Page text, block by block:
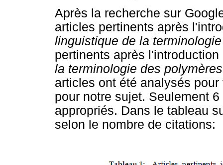
Après la recherche sur
articles pertinents après
linguistique de la
pertinents après
la terminologie des
articles ont été analysés
pour notre sujet. Seulement
appropriés. Dans le tableau
selon le nombre de citations: